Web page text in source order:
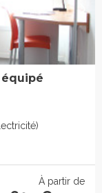
À partir de